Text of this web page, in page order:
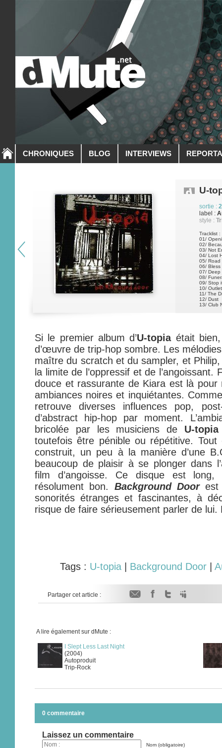
CHRONIQUES BLOG INTERVIEWS
U-
sortie :
label :
style :
Tracklist :
01/
02/
03/ Not
04/ Lost
05/ Road
06/ Bless
07/ Deep
08/
09/ Stop
10/ Outlet
11/ The
12/ Dust
13/ Club
Si le premier album d’U-topiaétait bien,
d’œuvre de trip-hop sombre. Les
maître du scratch et du sampler, et
la limite de l’oppressif et de
douce et rassurante de Kiara est là
ambiances noires et inquiétantes.
retrouve diverses influences pop,
d’abstract hip-hop par moment.
bricolée par les musiciens de U-topia
toutefois être pénible ou répétitive.
construit, un peu à la manière d’une
beaucoup de plaisir à se plonger dans
film d’angoisse. Ce disque est long,
résolument bon. Background Door est
sonorités étranges et fascinantes, à
risque de faire sérieusement parler de
Tags : U-topia| Background Door|
Partager cet article :
A lire également sur dMute :
I Slept Less Last Night
(2004)
Autoproduit
Trip-Rock
0 commentaire
Laissez un commentaire
Nom (obligatoire)